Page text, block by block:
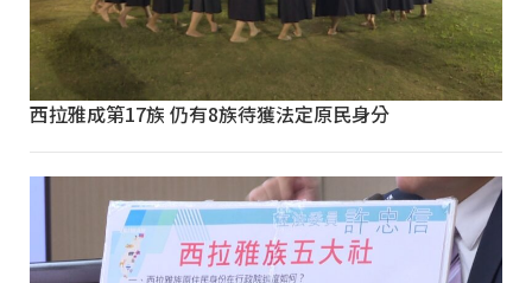
西拉雅成第17族 仍有8族待獲法定原民身分